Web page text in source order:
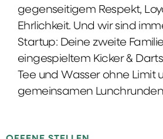
gegenseitigem Respekt,
Ehrlichkeit. Und wir sind
Startup: Deine zweite
eingespieltem Kicker &
Tee und Wasser ohne Limit
gemeinsamen